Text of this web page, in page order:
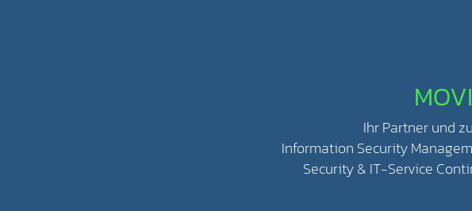
Ihr Partner und
Information Security
Security & IT-Service